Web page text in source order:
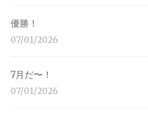
優勝！
07/01/2026
7月だ〜！
07/01/2026